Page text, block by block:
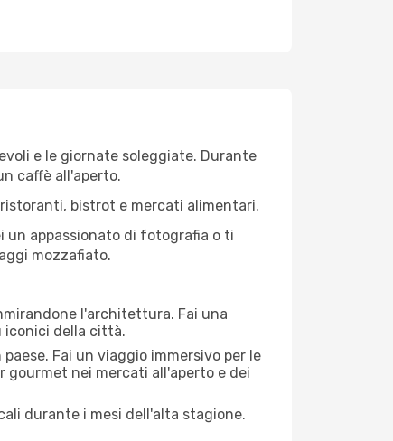
e le giornate soleggiate. Durante
caffè all'aperto.
bistrot e mercati alimentari.
un appassionato di fotografia o ti
mozzafiato.
l'architettura. Fai una
iconici della città.
Fai un viaggio immersivo per le
gourmet nei mercati all'aperto e dei
durante i mesi dell'alta stagione.